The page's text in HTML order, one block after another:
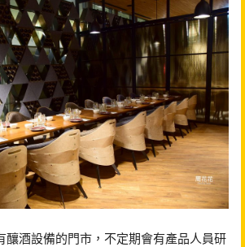
釀酒設備的門市，不定期會有產品人員研